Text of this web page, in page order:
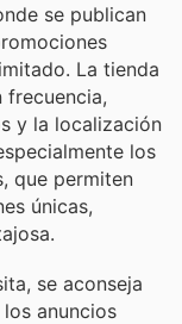
se publican
La tienda
frecuencia,
y la localización
los
que permiten
únicas,
se aconseja
anuncios